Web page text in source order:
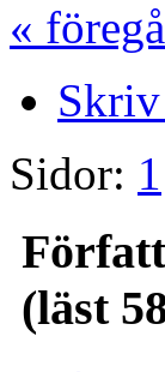
«
Sidor: 1
(läst